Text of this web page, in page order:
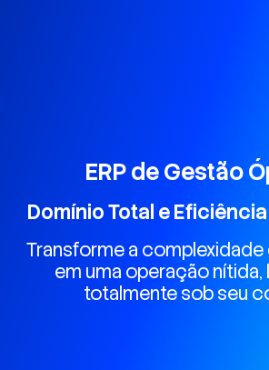
ERP de Gestão
Domínio Total e
Transforme a
em uma operação nítida,
totalmente sob seu